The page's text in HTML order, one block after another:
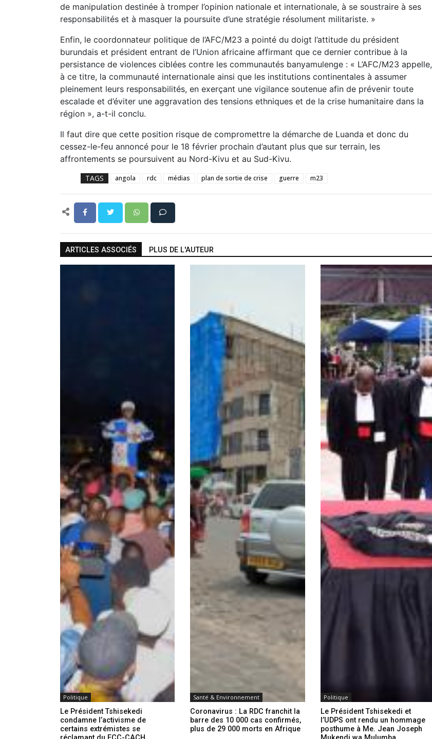
de manipulation destinée à tromper l’opinion nationale et internationale, à se soustraire à ses
responsabilités et à masquer la poursuite d’une stratégie résolument militariste. »
Enfin, le coordonnateur politique de l’AFC/M23 a pointé du doigt l’attitude du président
burundais et président entrant de l’Union africaine affirmant que ce dernier contribue à la
persistance de violences ciblées contre les communautés banyamulenge : « L’AFC/M23 appelle,
à ce titre, la communauté internationale ainsi que les institutions continentales à assumer
pleinement leurs responsabilités, en exerçant une vigilance soutenue afin de prévenir toute
escalade et d’éviter une aggravation des tensions ethniques et de la crise humanitaire dans la
région », a-t-il conclu.
Il faut dire que cette position risque de compromettre la démarche de Luanda et donc du
cessez-le-feu annoncé pour le 18 février prochain d’autant plus que sur terrain, les
affrontements se poursuivent au Nord-Kivu et au Sud-Kivu.
TAGS angola rdc médias plan de sortie de crise guerre m23
ARTICLES ASSOCIÉS PLUS DE L'AUTEUR
Politique
Le Président Tshisekedi
condamne l’activisme de
certains extrémistes se
Santé & Environnement
Coronavirus : La RDC franchit la
barre des 10 000 cas confirmés,
plus de 29 000 morts en Afrique
Politique
Le Président Tshisekedi et
l’UDPS ont rendu un hommage
posthume à Me. Jean Joseph